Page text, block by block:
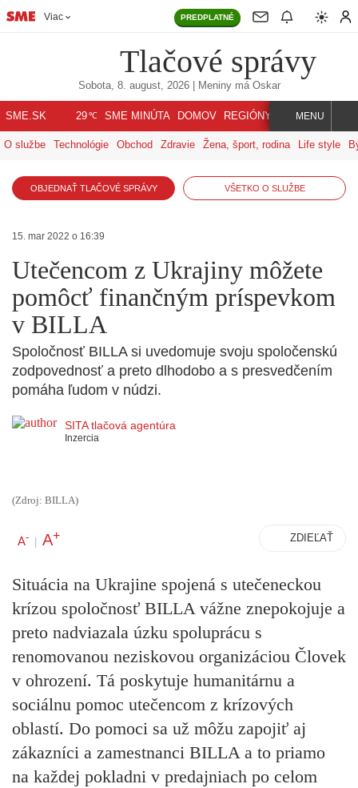
Viac PREDPLATNÉ
Tlačové správy
Sobota, 8. august, 2026| Meniny má Oskar
SME.SK 29℃ SME MINÚTA DOMOV REGIÓNY INDEX SVET
MENU
O službe Technológie Obchod Zdravie Žena, šport, rodina Life style
OBJEDNAŤ TLAČOVÉ SPRÁVY VŠETKO O SLUŽBE
15. mar 2022 o 16:39
Utečencom z Ukrajiny môžete
pomôcť finančným príspevkom
v BILLA
Spoločnosť BILLA si uvedomuje svoju spoločenskú
zodpovednosť a preto dlhodobo a s presvedčením
pomáha ľudom v núdzi.
SITA tlačová agentúra
Inzercia
(Zdroj: BILLA)
A- | A+ ZDIEĽAŤ
Situácia na Ukrajine spojená s utečeneckou
krízou spoločnosť BILLA vážne znepokojuje a
preto nadviazala úzku spoluprácu s
renomovanou neziskovou organizáciou Človek
v ohrození. Tá poskytuje humanitárnu a
sociálnu pomoc utečencom z krízových
oblastí. Do pomoci sa už môžu zapojiť aj
zákazníci a zamestnanci BILLA a to priamo
na každej pokladni v predajniach po celom